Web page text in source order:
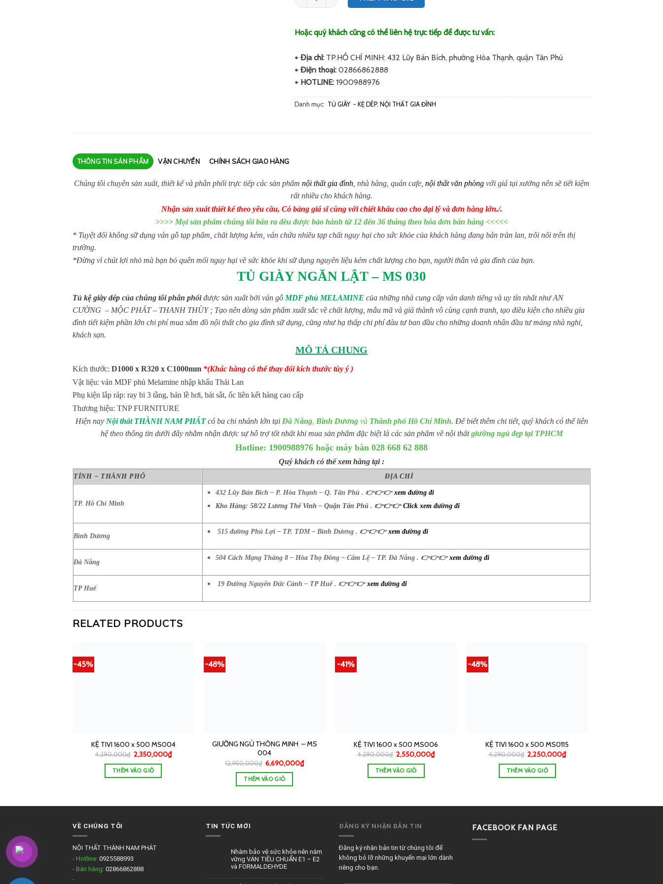
Hoặc quý khách cũng có thể liên hệ trực tiếp để được tư vấn:
+ Địa chỉ: TP.HỒ CHÍ MINH: 432 Lũy Bán Bích, phường Hòa Thạnh, quận Tân Phú
+ Điện thoại: 02866862888
+ HOTLINE: 1900988976
Danh mục: TỦ GIÀY - KỆ DÉP, NỘI THẤT GIA ĐÌNH
THÔNG TIN SẢN PHẨM VẬN CHUYỂN CHÍNH SÁCH GIAO HÀNG
Chúng tôi chuyên sản xuất, thiết kế và phân phối trực tiếp các sản phẩm nội thất gia đình, nhà hàng, quán cafe, nội thất văn phòngvới giá tại xưởng nên sẽ tiết kiệm
rất nhiều cho khách hàng.
Nhận sản xuất thiết kế theo yêu cầu, Có bảng giá sĩ cùng với chiết khấu cao cho đại lý và đơn hàng lớn./.
>>>> Mọi sản phẩm chúng tôi bán ra đều được bảo hành từ 12 đến 36 tháng theo hóa đơn bán hàng <<<<<
* Tuyệt đối không sữ dụng ván gỗ tạp phẩm, chất lượng kém, ván chứa nhiều tạp chất nguy hại cho sức khỏe của khách hàng đang bán tràn lan, trôi nổi trên thị
trường.
*Đừng vì chút lợi nhỏ mà bạn bỏ quên mối nguy hại về sức khỏe khi sữ dụng nguyên liệu kém chất lượng cho bạn, người thân và gia đình của bạn.
TỦ GIÀY NGĂN LẬT – MS 030
Tủ kệ giày dép của chúng tôi phân phốiđược sản xuất bởi ván gỗMDF phủ MELAMINE của những nhà cung cấp ván danh tiếng và uy tín nhất như AN
CƯỜNG – MỘC PHÁT – THANH THÙY ; Tạo nên dòng sản phẩm xuất sắc về chất lượng, mẫu mã và giá thành vô cùng cạnh tranh, tạo điều kiện cho nhiều gia
đình tiết kiệm phần lớn chi phí mua sắm đồ nội thất cho gia đình sữ dụng, cũng như hạ thấp chi phí đàu tư ban đầu cho những doanh nhân đầu tư mảng nhà nghỉ,
khách sạn.
MÔ TẢ CHUNG
Kích thước: D1000 x R320 x C1000mm *(Khác hàng có thể thay đổi kích thước tùy ý )
Vật liệu: ván MDF phủ Melamine nhập khẩu Thái Lan
Phụ kiện lắp ráp: ray bi 3 tầng, bản lề hơi, bát sắt, ốc liên kết hàng cao cấp
Thương hiệu: TNP FURNITURE
Hiện nay Nội thất THÀNH NAM PHÁTcó ba chi nhánh lớn tại Đà Nẵng, Bình Dươngvà Thành phố Hồ Chí Minh. Để biết thêm chi tiết, quý khách có thể liên
hệ theo thông tin dưới đây nhằm nhận được sự hỗ trợ tốt nhất khi mua sản phẩm đặc biệt là các sản phẩm về nội thấtgiường ngủ đẹp tại TPHCM
Hotline: 1900988976 hoặc máy bàn 028 668 62 888
Quý khách có thể xem hàng tại :
TỈNH – THÀNH PHỐ ĐỊA CHỈ
TP. Hồ Chí Minh
432 Lũy Bán Bích – P. Hòa Thạnh – Q. Tân Phú . 👉👉👉xem đường đi
Kho Hàng: 58/22 Lương Thế Vinh – Quận Tân Phú . 👉👉👉Click xem đường đi
Bình Dương
515 đường Phú Lợi – TP. TDM – Bình Dương . 👉👉👉xem đường đi
Đà Nẵng
504 Cách Mạng Tháng 8 – Hòa Thọ Đông – Cẩm Lệ – TP. Đà Nẵng . 👉👉👉xem đường đi
TP Huế
19 Đường Nguyễn Đức Cảnh – TP Huế . 👉👉👉xem đường đi
RELATED PRODUCTS
-45%
KỆ TIVI 1600 x 500 MS004
4,290,000₫ 2,350,000₫
THÊM VÀO GIỎ
-48%
GIƯỜNG NGỦ THÔNG MINH – MS
004
12,950,000₫ 6,690,000₫
THÊM VÀO GIỎ
-41%
KỆ TIVI 1600 x 500 MS006
4,290,000₫ 2,550,000₫
THÊM VÀO GIỎ
-48%
KỆ TIVI 1600 x 500 MS0115
4,290,000₫ 2,250,000₫
THÊM VÀO GIỎ
VỀ CHÚNG TÔI
NỘI THẤT THÀNH NAM PHÁT
- Hotline: 0925588993
- Bán hàng: 02866862888
-
TIN TỨC MỚI
Nhằm bảo vệ sức khỏe nên nắm
vững VÁN TIÊU CHUẨN E1 – E2
và FORMALDEHYDE
ĐĂNG KÝ NHẬN BẢN TIN
Đăng ký nhận bản tin từ chúng tôi để
không bỏ lỡ những khuyến mại lớn dành
riêng cho bạn.
FACEBOOK FAN PAGE